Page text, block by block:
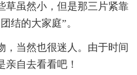
草虽然小，但是那三片紧靠
结的大家庭”。
，当然也很迷人。由于时间
亲自去看看吧！